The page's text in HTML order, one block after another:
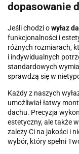
dopasowanie
Jeśli chodzi owyłaz
funkcjonalności i
różnych rozmiarach,
i indywidualnych
standardowych
sprawdzą się w
Każdy z naszych
umożliwiał łatwy
dachu. Precyzja
estetyczny, ale także
zależy Ci na jakości i
wybór, który spełni